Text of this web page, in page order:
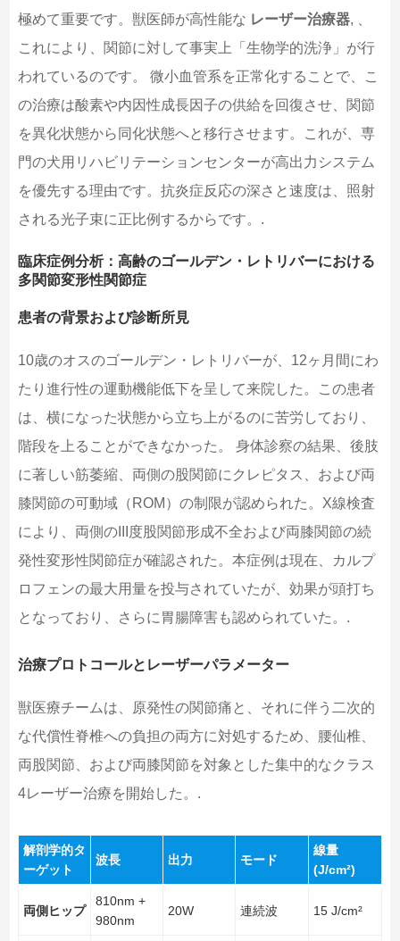
極めて重要です。獣医師が高性能な レーザー治療器, 、
これにより、関節に対して事実上「生物学的洗浄」が行
われているのです。 微小血管系を正常化することで、こ
の治療は酸素や内因性成長因子の供給を回復させ、関節
を異化状態から同化状態へと移行させます。これが、専
門の犬用リハビリテーションセンターが高出力システム
を優先する理由です。抗炎症反応の深さと速度は、照射
される光子束に正比例するからです。.
臨床症例分析：高齢のゴールデン・レトリバーにおける
多関節変形性関節症
患者の背景および診断所見
10歳のオスのゴールデン・レトリバーが、12ヶ月間にわ
たり進行性の運動機能低下を呈して来院した。この患者
は、横になった状態から立ち上がるのに苦労しており、
階段を上ることができなかった。 身体診察の結果、後肢
に著しい筋萎縮、両側の股関節にクレピタス、および両
膝関節の可動域（ROM）の制限が認められた。X線検査
により、両側のIII度股関節形成不全および両膝関節の続
発性変形性関節症が確認された。本症例は現在、カルプ
ロフェンの最大用量を投与されていたが、効果が頭打ち
となっており、さらに胃腸障害も認められていた。.
治療プロトコールとレーザーパラメーター
獣医療チームは、原発性の関節痛と、それに伴う二次的
な代償性脊椎への負担の両方に対処するため、腰仙椎、
両股関節、および両膝関節を対象とした集中的なクラス
4レーザー治療を開始した。.
解剖学的タ
ーゲット
波長 出力 モード
線量
(J/cm²)
両側ヒップ
810nm +
980nm
20W 連続波 15 J/cm²